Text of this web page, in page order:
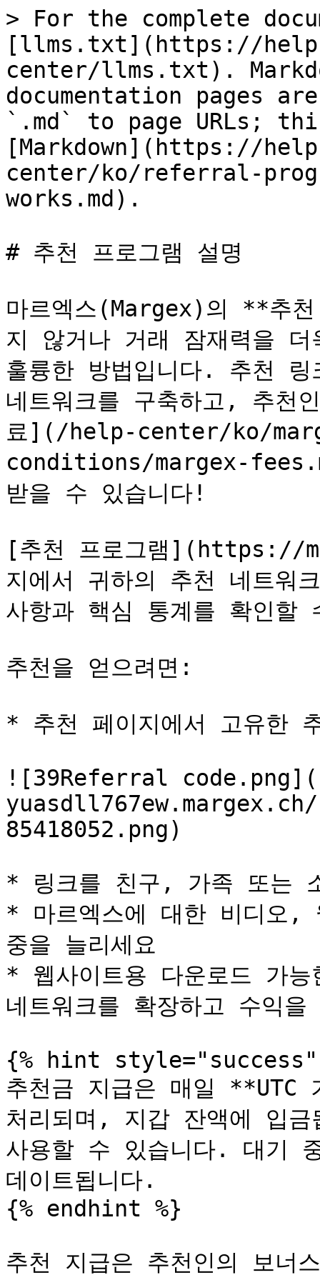
> For the complete
[llms.txt](https://
center/llms.txt).
documentation pages
`.md` to page URLs;
[Markdown](https://
center/ko/referral-
works.md).
# 추천 프로그램 설명
마르엑스(Margex)의 **추
지 않거나 거래 잠재력을 더
훌륭한 방법입니다. 추천
네트워크를 구축하고, 추천
료](/help-center/ko/
conditions/margex-
받을 수 있습니다!
[추천 프로그램](https://
지에서 귀하의 추천 네트워
사항과 핵심 통계를 확인할
추천을 얻으려면:
* 추천 페이지에서 고유한
![39Referral
85418052.png)
* 링크를 친구, 가족 또는
* 마르엑스에 대한 비디오,
중을 늘리세요
* 웹사이트용 다운로드 가
네트워크를 확장하고 수익을
{% hint style="success"
추천금 지급은 매일
처리되며, 지갑 잔액에 입
사용할 수 있습니다. 대기
데이트됩니다.
{% endhint %}
추천 지급은 추천인의 보너